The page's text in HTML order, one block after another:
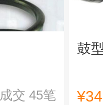
成交 45笔
鼓
¥34